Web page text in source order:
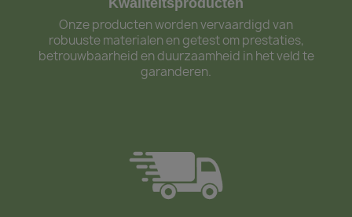
Onze producten worden vervaardigd van
robuuste materialen en getest om prestaties,
betrouwbaarheid en duurzaamheid in het veld te
garanderen.